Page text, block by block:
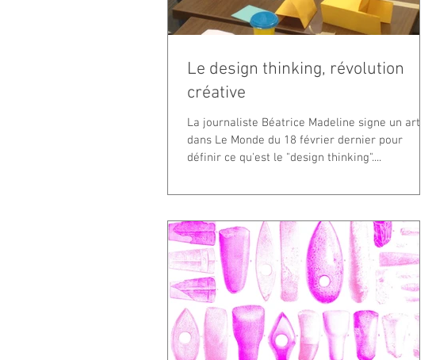
Le design thinking, révolution
créative
La journaliste Béatrice Madeline signe un article
dans Le Monde du 18 février dernier pour
définir ce qu'est le "design thinking"....